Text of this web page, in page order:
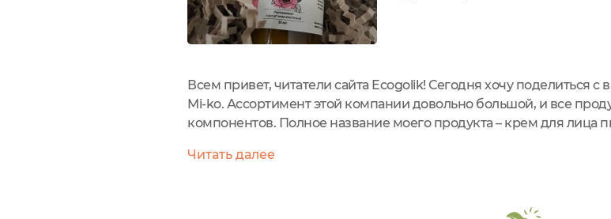
Всем привет, читатели сайта Ecogolik! Сегодня хочу поделиться
Mi-ko. Ассортимент этой компании довольно большой, и все
компонентов. Полное название моего продукта – крем для лица
таких стеклянных...
Читать далее